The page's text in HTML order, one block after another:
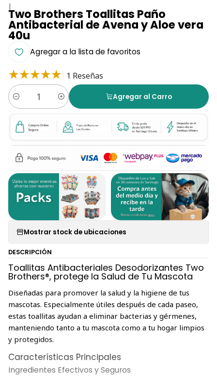
|
Two Brothers Toallitas Paño
Antibacterial de Avena y Aloe vera
40u
Agregar a la lista de favoritos
1 Reseñas
Cantidad
Agregar al Carro
Mostrar stock de ubicaciones
DESCRIPCIÓN
Toallitas Antibacteriales Desodorizantes Two
Brothers®, protege la Salud de Tu Mascota
Diseñadas para promover la salud y la higiene de tus
mascotas. Especialmente útiles después de cada paseo,
estas toallitas ayudan a eliminar bacterias y gérmenes,
manteniendo tanto a tu mascota como a tu hogar limpios
y protegidos.
Características Principales
Ingredientes Efectivos y Seguros